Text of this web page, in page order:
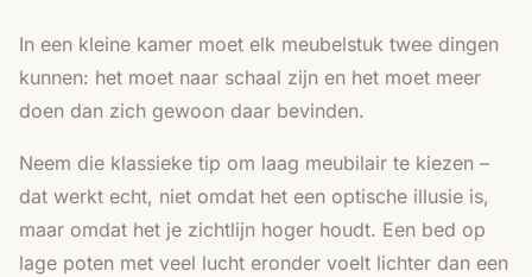
In een kleine kamer moet elk meubelstuk twee dingen
kunnen: het moet naar schaal zijn en het moet meer
doen dan zich gewoon daar bevinden.
Neem die klassieke tip om laag meubilair te kiezen –
dat werkt echt, niet omdat het een optische illusie is,
maar omdat het je zichtlijn hoger houdt. Een bed op
lage poten met veel lucht eronder voelt lichter dan een